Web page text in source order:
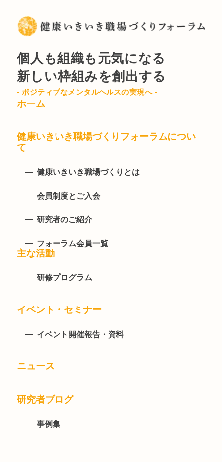
個人も組織も元気になる
新しい枠組みを創出する
- ポジティブなメンタルヘルスの実現へ -
ホーム
健康いきいき職場づくりフォーラムについ
て
健康いきいき職場づくりとは
会員制度とご入会
研究者のご紹介
フォーラム会員一覧
主な活動
研修プログラム
イベント・セミナー
イベント開催報告・資料
ニュース
研究者ブログ
事例集